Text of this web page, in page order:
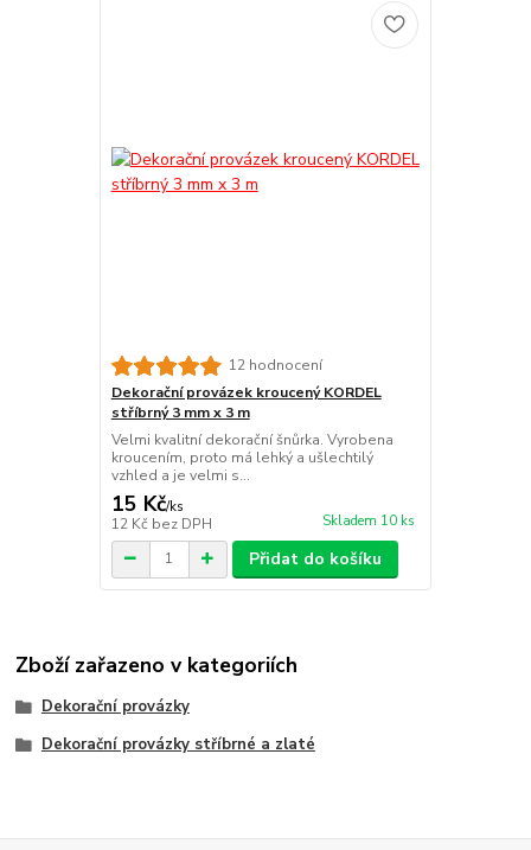
12 hodnocení
Dekorační provázek kroucený KORDEL
stříbrný 3 mm x 3 m
Velmi kvalitní dekorační šnůrka. Vyrobena
kroucením, proto má lehký a ušlechtilý
vzhled a je velmi s...
15 Kč/ks
12 Kč bez DPH Skladem 10 ks
Přidat do košíku
Zboží zařazeno v kategoriích
Dekorační provázky
Dekorační provázky stříbrné a zlaté